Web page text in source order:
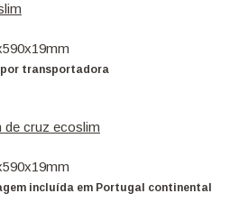
por transportadora
de cruz ecoslim
incluída em Portugal continental